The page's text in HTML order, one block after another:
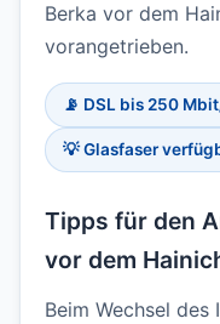
Berka vor dem
vorangetrieben.
📡 DSL bis 250
💡 Glasfaser
Tipps für den
vor dem
Beim Wechsel